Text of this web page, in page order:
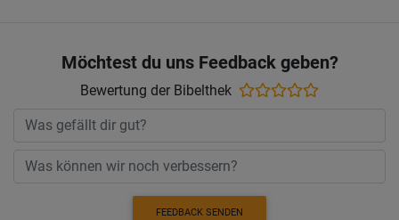
Möchtest du uns Feedback geben?
Bewertung der Bibelthek
FEEDBACK SENDEN